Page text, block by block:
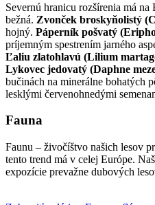
Severnú hranicu rozšírenia má
bežná. Zvonček broskyňolistý
hojný. Páperník pošvatý
príjemným spestrením jarného
Ľaliu zlatohlavú (Lilium
Lykovec jedovatý (Daphne
bučinách na minerálne bohatých
lesklými červenohnedými
Fauna
Faunu – živočíštvo našich lesov
tento trend má v celej Európe.
expozície prevažne dubových